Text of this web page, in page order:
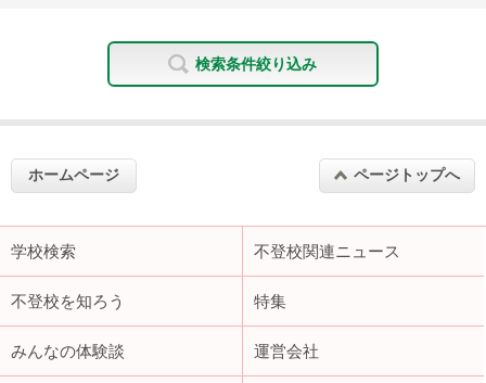
検索条件絞り込み
ホームページ ページトップへ
学校検索 不登校関連ニュース
不登校を知ろう 特集
みんなの体験談 運営会社